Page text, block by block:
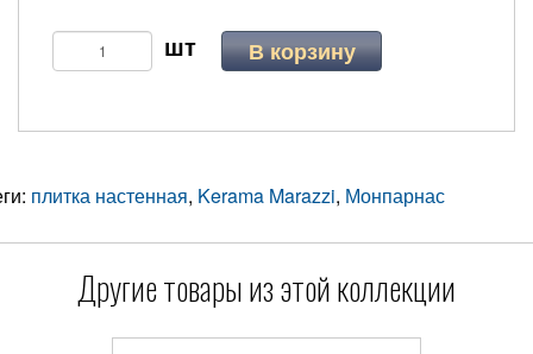
В корзину
плитка настенная, Kerama Marazzi, Монпарнас
Другие товары из этой коллекции